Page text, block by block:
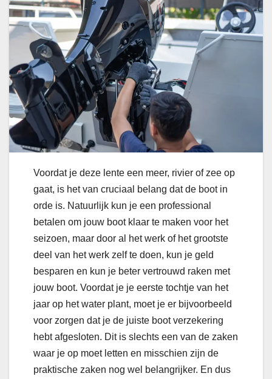
Voordat je deze lente een meer, rivier of zee op
gaat, is het van cruciaal belang dat de boot in
orde is. Natuurlijk kun je een professional
betalen om jouw boot klaar te maken voor het
seizoen, maar door al het werk of het grootste
deel van het werk zelf te doen, kun je geld
besparen en kun je beter vertrouwd raken met
jouw boot. Voordat je je eerste tochtje van het
jaar op het water plant, moet je er bijvoorbeeld
voor zorgen dat je de juiste boot verzekering
hebt afgesloten. Dit is slechts een van de zaken
waar je op moet letten en misschien zijn de
praktische zaken nog wel belangrijker. En dus